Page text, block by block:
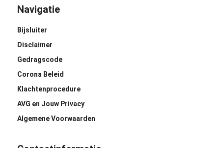
Navigatie
Bijsluiter
Disclaimer
Gedragscode
Corona Beleid
Klachtenprocedure
AVG en Jouw Privacy
Algemene Voorwaarden